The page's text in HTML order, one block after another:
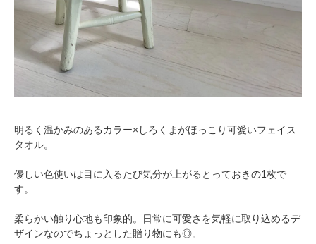
明るく温かみのあるカラー×しろくまがほっこり可愛いフェイス
タオル。
優しい色使いは目に入るたび気分が上がるとっておきの1枚で
す。
柔らかい触り心地も印象的。日常に可愛さを気軽に取り込めるデ
ザインなのでちょっとした贈り物にも◎。